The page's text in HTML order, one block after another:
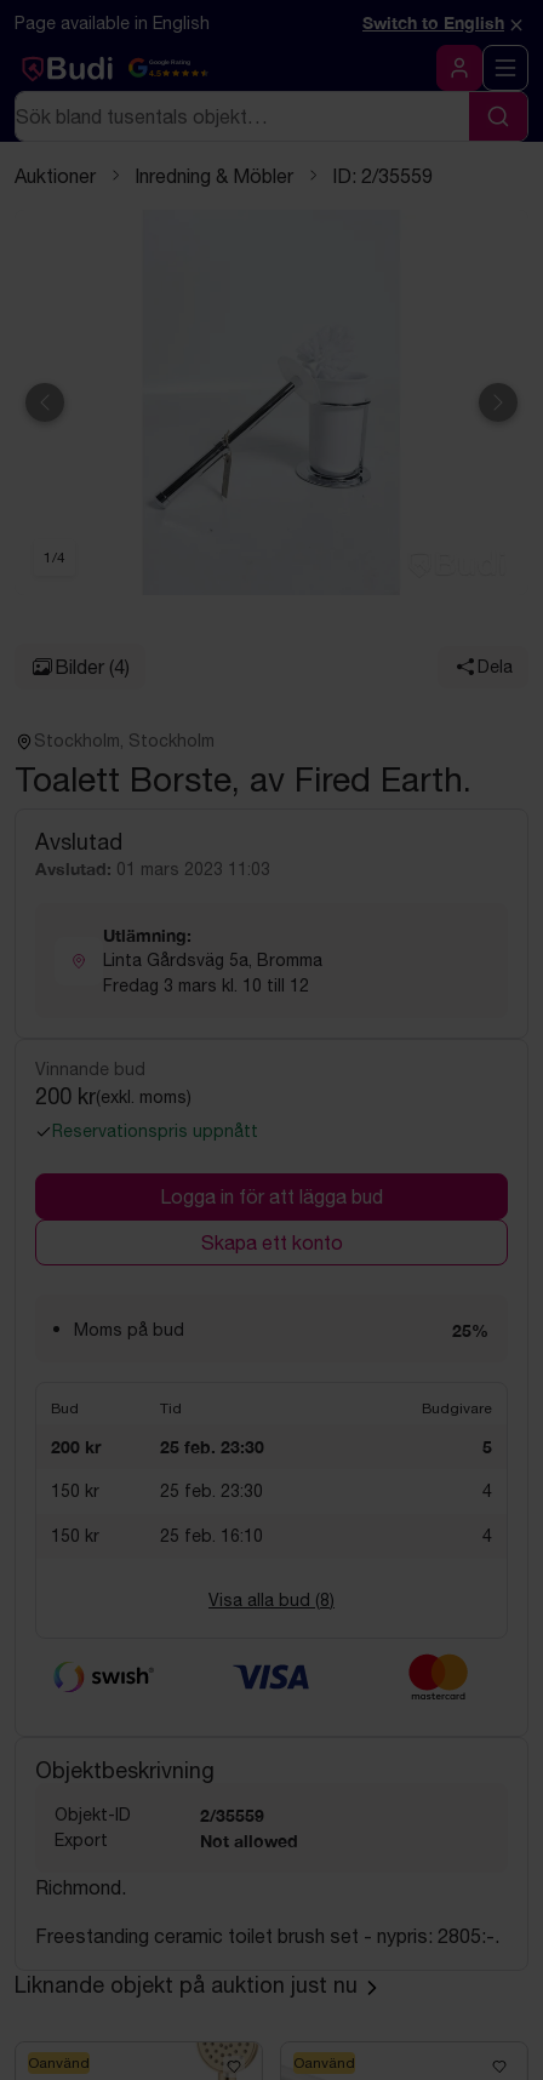
Hoppa till innehåll
Textbaserad (markdown) version av denna sida
Page available in English Switch to English ×
Google Rating
4.5
Logga in
Sök
Sök
Auktioner Inredning & Möbler ID: 2/35559
Föregående
1 /4
Bilder (4) Dela
Stockholm, Stockholm
Toalett Borste, av Fired Earth.
Avslutad
Avslutad: 01 mars 2023 11:03
Utlämning:
Linta Gårdsväg 5a, Bromma
Fredag 3 mars kl. 10 till 12
Vinnande bud
200 kr(exkl. moms)
Reservationspris uppnått
Logga in för att lägga bud
Skapa ett konto
Moms på bud 25%
Bud Tid Budgivare
200 kr 25 feb. 23:30 5
150 kr 25 feb. 23:30 4
150 kr 25 feb. 16:10 4
Visa alla bud (8)
Objektbeskrivning
Objekt-ID 2/35559
Export Not allowed
Richmond.
Freestanding ceramic toilet brush set - nypris: 2805:-.
Liknande objekt på auktion just nu
Oanvänd Oanvänd